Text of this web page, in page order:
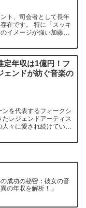
ト、司会者として長年
在です。 特に「スッキ
イメージが強い加藤さ
定年収は1億円！フ
ェンドが紡ぐ音楽の
を代表するフォークシ
レジェンドアーティス
人々に愛され続けていま
の成功の秘密：彼女の音
の年収を解析！」